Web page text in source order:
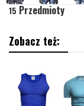
15 Przedmioty
Zobacz też: